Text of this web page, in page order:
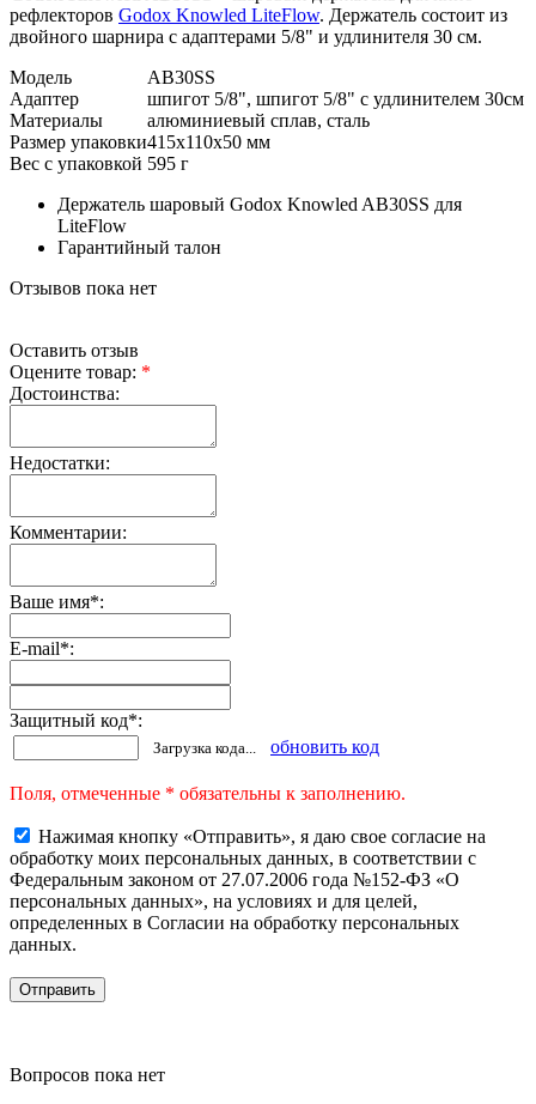
рефлекторов Godox Knowled LiteFlow. Держатель состоит из
двойного шарнира с адаптерами 5/8" и удлинителя 30 см.
Модель
AB30SS
Адаптер
шпигот 5/8", шпигот 5/8" с удлинителем 30см
Материалы
алюминиевый сплав, сталь
Размер упаковки415х110х50 мм
Вес с упаковкой 595 г
Держатель шаровый Godox Knowled AB30SS для
LiteFlow
Гарантийный талон
Отзывов пока нет
Оставить отзыв
Оцените товар: *
Достоинства:
Недостатки:
Комментарии:
Ваше имя*:
E-mail*:
Защитный код*:
Загрузка кода... обновить код
Поля, отмеченные * обязательны к заполнению.
Нажимая кнопку «Отправить», я даю свое согласие на
обработку моих персональных данных, в соответствии с
Федеральным законом от 27.07.2006 года №152-ФЗ «О
персональных данных», на условиях и для целей,
определенных в Согласии на обработку персональных
данных.
Вопросов пока нет